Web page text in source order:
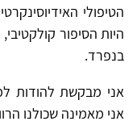
הטיפולי
היות הסיפור
בנפרד.
אני מבקשת להודות
אני מאמינה שכולנו